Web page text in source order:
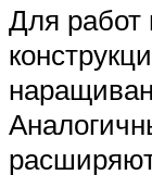
Для работ